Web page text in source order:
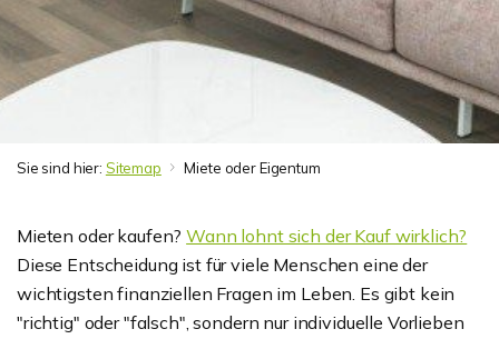
Sie sind hier: Sitemap Miete oder Eigentum
Mieten oder kaufen?Wann lohnt sich der Kauf wirklich?
Diese Entscheidung ist für viele Menschen eine der
wichtigsten finanziellen Fragen im Leben. Es gibt kein
"richtig" oder "falsch", sondern nur individuelle Vorlieben